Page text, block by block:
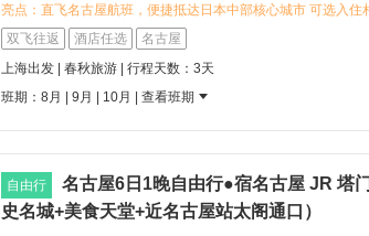
良、大阪，打卡京都清水寺、奈良公园两大世界遗产，囊括多
网红出片取景地，节奏舒缓适配长辈出行。 :white_check_mark:
一价全包省心到底，隐形消费全免除 团费包含领队服务费、签证
办理费、境外司机导游小费、往返机票及税费； 两人共享随身
亮点：直飞名古屋航班，便捷抵达日本中部核心城市 可选入住
铁 FRESA INN 名古屋站樱通口，享三钻品质、位置优越的商务
住宿体验；或入住名古屋荣多米酒店，体验四钻标准的日式温泉
田神宫领略传统神社文化，探索当地的鳗鱼饭、味噌猪排等特色
双飞往返 酒店任选
名古屋
上海出发 | 春秋旅游 | 行程天数：3天
班期：8月 | 9月 | 10月 | 查看班期
自由行
名古屋6日1晚自由行●宿名古屋 JR 塔
史名城+美食天堂+近名古屋站太阁通口）